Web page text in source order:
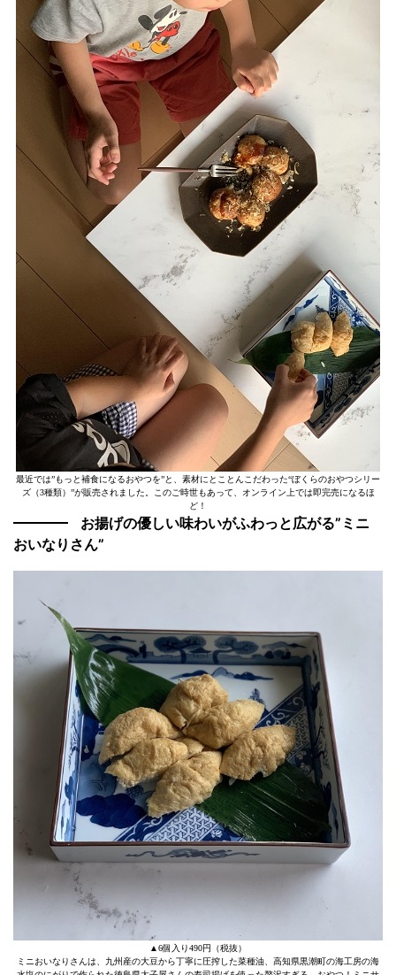
最近では”もっと補食になるおやつを”と、素材にとことんこだわった“ぼくらのおやつシリー
ズ（3種類）”が販売されました。このご時世もあって、オンライン上では即完売になるほ
ど！
お揚げの優しい味わいがふわっと広がる”ミニ
おいなりさん”
▲6個入り490円（税抜）
ミニおいなりさんは、九州産の大豆から丁寧に圧搾した菜種油、高知県黒潮町の海工房の海